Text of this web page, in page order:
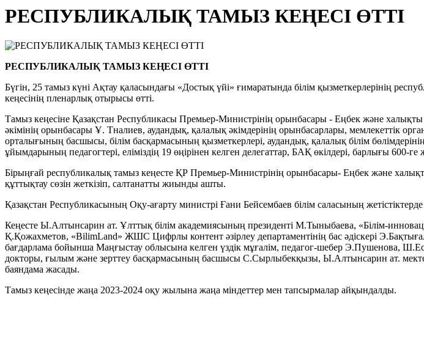
РЕСПУБЛИКАЛЫҚ ТАМЫЗ КЕҢЕСІ ӨТТІ
РЕСПУБЛИКАЛЫҚ ТАМЫЗ КЕҢЕСІ ӨТТІ
Бүгін, 25 тамыз күні Ақтау қаласындағы «Достық үйі» ғимаратында білім қызметкерлерінің
кеңесінің пленарлық отырысы өтті.
Тамыз кеңесіне Қазақстан Республикасы Премьер-Министрінің орынбасары - Еңбек және
әкімінің орынбасары Ұ. Тналиев, аудандық, қалалық әкімдерінің орынбасарлары, мемлекеттік
орталығының басшысы, білім басқармасының қызметкерлері, аудандық, қалалық білім
ұйымдарының педагогтері, еліміздің 19 өңірінен келген делегаттар, БАҚ өкілдері, барлығы 600-
Бірыңғай республикалық тамыз кеңесте ҚР Премьер-Министрінің орынбасары- Еңбек және
құттықтау сөзін жеткізіп, салтанатты жиынды ашты.
Қазақстан Республикасының Оқу-ағарту министрі Ғани Бейсембаев білім саласының
Кеңесте Ы.Алтынсарин ат. Ұлттық білім академиясының президенті М.Тыныбаева, «Білім-
Қ.Қожахметов, «BilimLand» ЖШС Цифрлы контент әзірлеу департаментінің бас әдіскері
бағдарлама бойынша Маңғыстау облысына келген үздік мұғалім, педагог-шебер Э.Пушенова,
докторы, ғылым және зерттеу басқармасының басшысы С.Сырлыбекқызы, Ы.Алтынсарин ат.
баяндама жасады.
Тамыз кеңесінде жаңа 2023-2024 оқу жылына жаңа міндеттер мен тапсырмалар айқындалды.